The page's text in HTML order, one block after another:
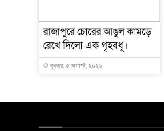
রাজাপুরে চোরের আঙুল কামড়ে
রেখে দিলো এক গৃহবধূ।
বুধবার, ৫ অগাস্ট, ২০২৬